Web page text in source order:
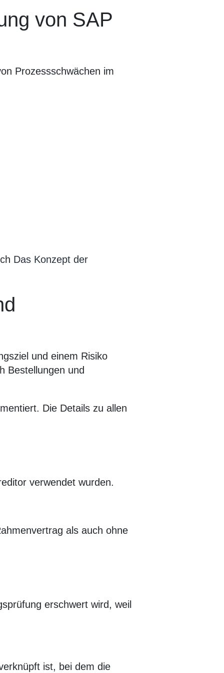
von SAP
Prozessschwächen im
Das Konzept der
und einem Risiko
Bestellungen und
Die Details zu allen
verwendet wurden.
als auch ohne
erschwert wird, weil
ist, bei dem die